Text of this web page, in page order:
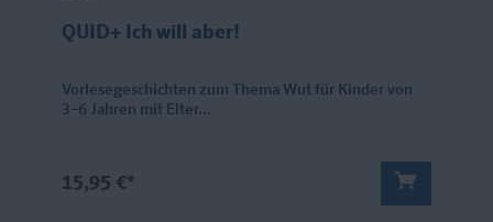
QUID+ Ich will aber!
Vorlesegeschichten zum Thema Wut für Kinder von
3–6 Jahren mit Elter...
15,95 €*